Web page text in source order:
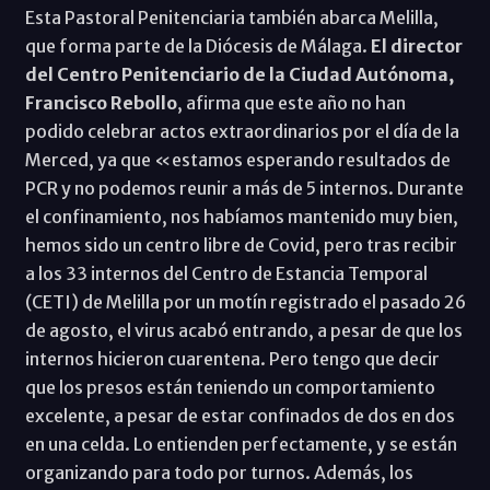
Esta Pastoral Penitenciaria también abarca Melilla,
que forma parte de la Diócesis de Málaga. El director
del Centro Penitenciario de la Ciudad Autónoma,
Francisco Rebollo, afirma que este año no han
podido celebrar actos extraordinarios por el día de la
Merced, ya que «estamos esperando resultados de
PCR y no podemos reunir a más de 5 internos. Durante
el confinamiento, nos habíamos mantenido muy bien,
hemos sido un centro libre de Covid, pero tras recibir
a los 33 internos del Centro de Estancia Temporal
(CETI) de Melilla por un motín registrado el pasado 26
de agosto, el virus acabó entrando, a pesar de que los
internos hicieron cuarentena. Pero tengo que decir
que los presos están teniendo un comportamiento
excelente, a pesar de estar confinados de dos en dos
en una celda. Lo entienden perfectamente, y se están
organizando para todo por turnos. Además, los